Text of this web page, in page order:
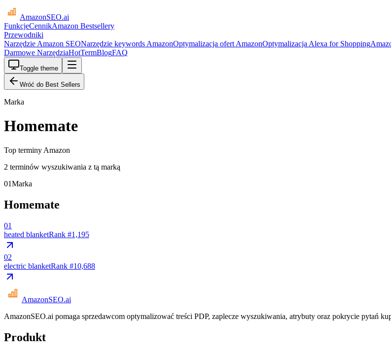
AmazonSEO.ai
FunkcjeCennikAmazon Bestsellery
Przewodniki
Narzędzie Amazon SEONarzędzie keywords AmazonOptymalizacja ofert AmazonOptymalizacja Alexa for Shopping
Darmowe NarzędziaHotTermBlogFAQ
Toggle theme
Wróć do Best Sellers
Marka
Homemate
Top terminy Amazon
2 terminów wyszukiwania z tą marką
01Marka
Homemate
01
heated blanketRank #1,195
02
electric blanketRank #10,688
AmazonSEO.ai
AmazonSEO.ai pomaga sprzedawcom optymalizować treści PDP, zaplecze wyszukiwania, atrybuty oraz pokrycie pytań
Produkt